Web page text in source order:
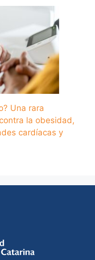
Una rara
la obesidad,
cardíacas y